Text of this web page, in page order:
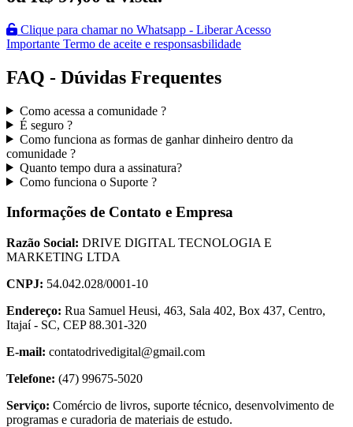
Clique para chamar no Whatsapp - Liberar Acesso
Importante Termo de aceite e responsasbilidade
FAQ - Dúvidas Frequentes
Como acessa a comunidade ?
É seguro ?
Como funciona as formas de ganhar dinheiro dentro da
comunidade ?
Quanto tempo dura a assinatura?
Como funciona o Suporte ?
Informações de Contato e Empresa
Razão Social: DRIVE DIGITAL TECNOLOGIA E
MARKETING LTDA
CNPJ: 54.042.028/0001-10
Endereço: Rua Samuel Heusi, 463, Sala 402, Box 437, Centro,
Itajaí - SC, CEP 88.301-320
E-mail: contatodrivedigital@gmail.com
Telefone: (47) 99675-5020
Serviço: Comércio de livros, suporte técnico, desenvolvimento de
programas e curadoria de materiais de estudo.